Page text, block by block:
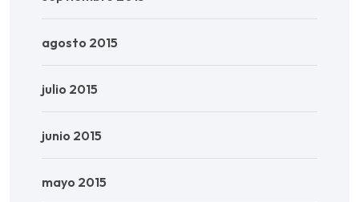
agosto 2015
julio 2015
junio 2015
mayo 2015